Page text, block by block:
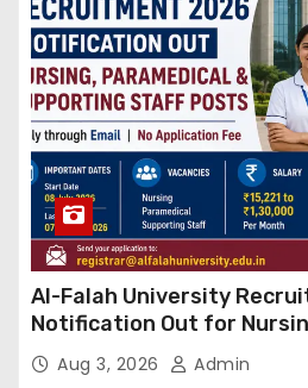
Al-Falah University
Notification Out for
Supporting Staff Posts,
Aug 3, 2026 Admin